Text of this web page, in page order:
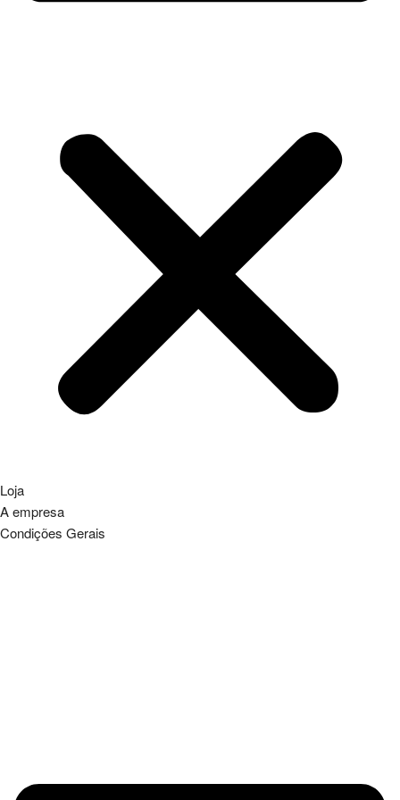
Loja
A empresa
Condições Gerais